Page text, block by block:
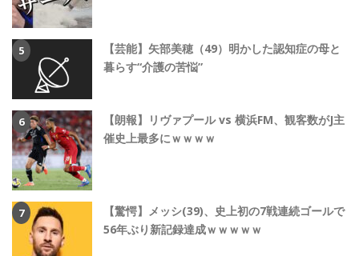
【芸能】矢部美穂（49）明かした認知症の母と
暮らす“介護の苦悩”
【朗報】リヴァプール vs 横浜FM、観客数がJ主
催史上最多にｗｗｗｗ
【驚愕】メッシ(39)、史上初の7戦連続ゴールで
56年ぶり新記録達成ｗｗｗｗｗ